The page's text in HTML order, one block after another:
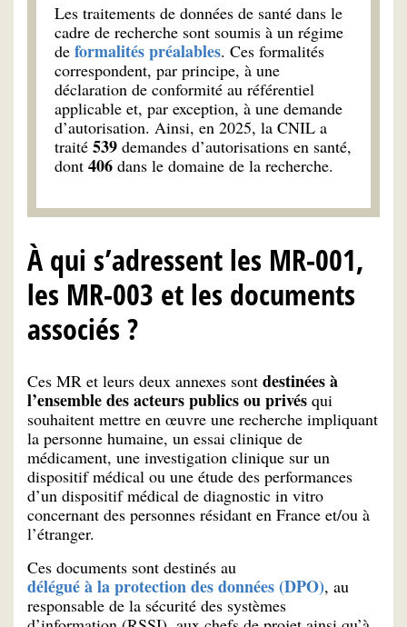
Les traitements de données de santé dans le
cadre de recherche sont soumis à un régime
de formalités préalables. Ces formalités
correspondent, par principe, à une
déclaration de conformité au référentiel
applicable et, par exception, à une demande
d’autorisation. Ainsi, en 2025, la CNIL a
traité 539 demandes d’autorisations en santé,
dont 406 dans le domaine de la recherche.
À qui s’adressent les MR-001,
les MR-003 et les documents
associés ?
Ces MR et leurs deux annexes sont destinées à
l’ensemble des acteurs publics ou privés qui
souhaitent mettre en œuvre une recherche impliquant
la personne humaine, un essai clinique de
médicament, une investigation clinique sur un
dispositif médical ou une étude des performances
d’un dispositif médical de diagnostic in vitro
concernant des personnes résidant en France et/ou à
l’étranger.
Ces documents sont destinés au
délégué à la protection des données (DPO), au
responsable de la sécurité des systèmes